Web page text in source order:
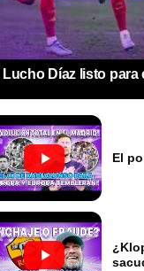
Lucho Díaz listo
El